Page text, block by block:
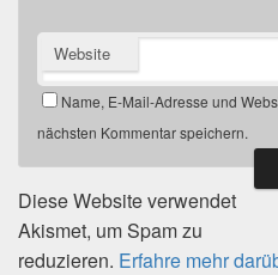
Website
Name, E-Mail-Adresse und
nächsten Kommentar speichern.
Diese Website verwendet
Akismet, um Spam zu
reduzieren. Erfahre mehr